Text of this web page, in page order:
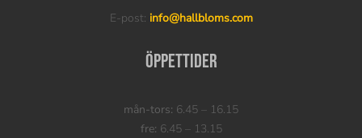
E-post: info@hallbloms.com
Öppettider
mån-tors: 6.45 – 16.15
fre: 6.45 – 13.15